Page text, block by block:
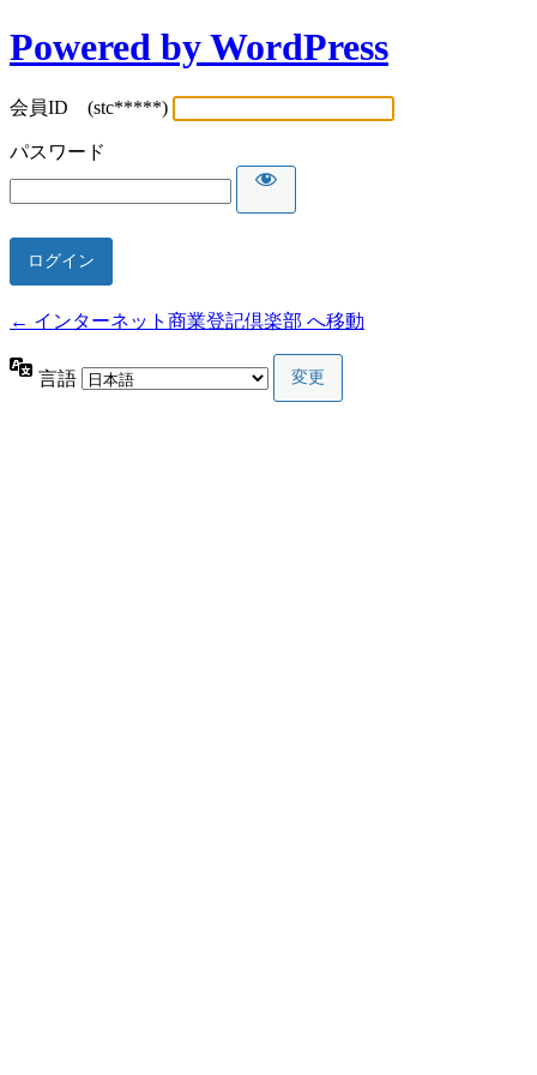
Powered by WordPress
会員ID (stc*****)
パスワード
← インターネット商業登記倶楽部 へ移動
言語